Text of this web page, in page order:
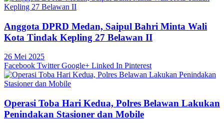
Anggota DPRD Medan, Saipul Bahri Minta Wali
Kota Tindak Kepling 27 Belawan II
26 Mei 2025
Facebook Twitter Google+ Linked In Pinterest
Operasi Toba Hari Kedua, Polres Belawan Lakukan
Penindakan Stasioner dan Mobile